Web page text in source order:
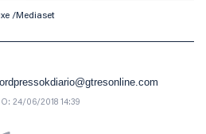
/Mediaset
24/06/2018 14:39